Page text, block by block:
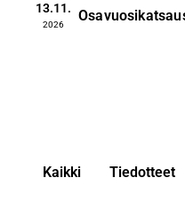
13.11.
2026
Kaikki Tiedotteet